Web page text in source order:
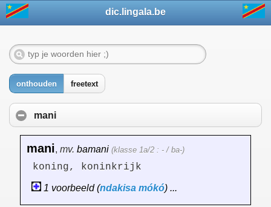
dic.lingala.be
onthouden freetext
mani
mani, mv. bamani (klasse 1a/2 : - / ba-)
koning, koninkrijk
1 voorbeeld (ndakisa mókó) ...